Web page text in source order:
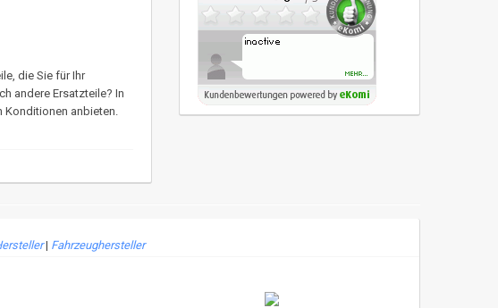
die Sie für Ihr
andere Ersatzteile? In
Konditionen anbieten.
| Fahrzeughersteller